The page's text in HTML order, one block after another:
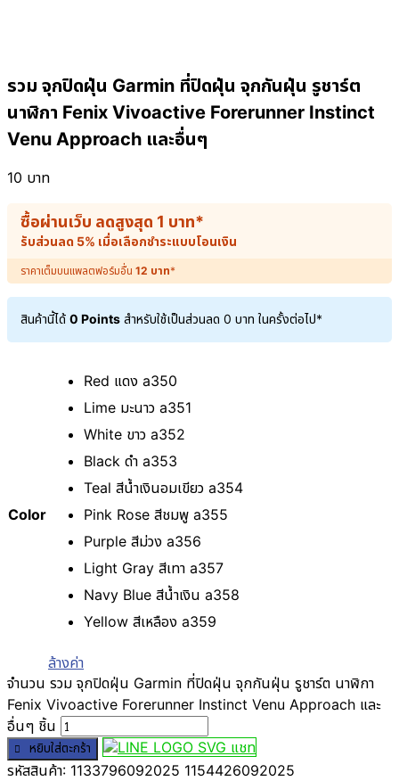
รวม จุกปิดฝุ่น Garmin ที่ปิดฝุ่น จุกกันฝุ่น รูชาร์ต
นาฬิกา Fenix Vivoactive Forerunner Instinct
Venu Approach และอื่นๆ
10 บาท
ซื้อผ่านเว็บ ลดสูงสุด 1 บาท*
รับส่วนลด 5% เมื่อเลือกชำระแบบโอนเงิน
ราคาเต็มบนแพลตฟอร์มอื่น 12 บาท*
สินค้านี้ได้ 0 Points สำหรับใช้เป็นส่วนลด 0 บาท ในครั้งต่อไป*
Color
Red แดง a350
Lime มะนาว a351
White ขาว a352
Black ดำ a353
Teal สีน้ำเงินอมเขียว a354
Pink Rose สีชมพู a355
Purple สีม่วง a356
Light Gray สีเทา a357
Navy Blue สีน้ำเงิน a358
Yellow สีเหลือง a359
ล้างค่า
จำนวน รวม จุกปิดฝุ่น Garmin ที่ปิดฝุ่น จุกกันฝุ่น รูชาร์ต นาฬิกา
Fenix Vivoactive Forerunner Instinct Venu Approach และ
อื่นๆ ชิ้น
หยิบใส่ตะกร้า
แชท
รหัสสินค้า: 1133796092025 1154426092025